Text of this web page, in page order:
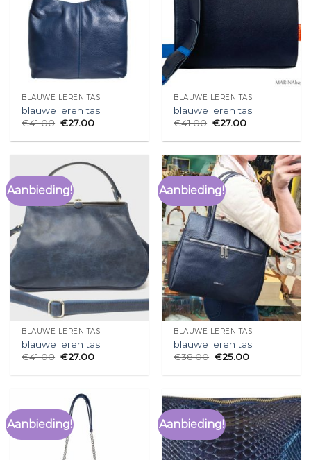
BLAUWE LEREN TAS
blauwe leren tas
€41.00 €27.00
BLAUWE LEREN TAS
blauwe leren tas
€41.00 €27.00
Aanbieding!
BLAUWE LEREN TAS
blauwe leren tas
€41.00 €27.00
Aanbieding!
BLAUWE LEREN TAS
blauwe leren tas
€38.00 €25.00
Aanbieding! Aanbieding!